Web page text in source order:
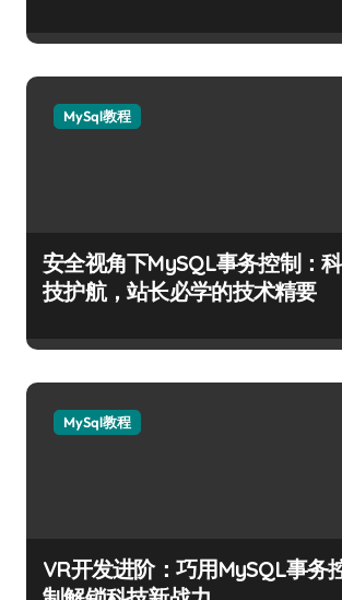
MySql教程
安全视角下MySQL事务控制：科
技护航，站长必学的技术精要
MySql教程
VR开发进阶：巧用MySQL事务